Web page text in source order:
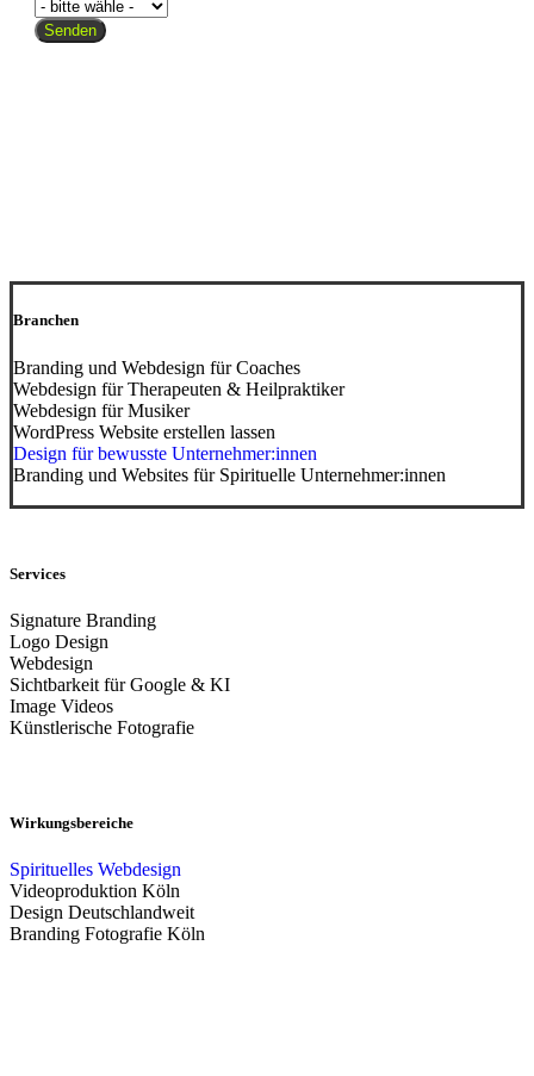
Senden
Branchen
Branding und Webdesign für Coaches
Webdesign für Therapeuten & Heilpraktiker
Webdesign für Musiker
WordPress Website erstellen lassen
Design für bewusste Unternehmer:innen
Branding und Websites für Spirituelle Unternehmer:innen
Services
Signature Branding
Logo Design
Webdesign
Sichtbarkeit für Google & KI
Image Videos
Künstlerische Fotografie
Wirkungsbereiche
Spirituelles Webdesign
Videoproduktion Köln
Design Deutschlandweit
Branding Fotografie Köln